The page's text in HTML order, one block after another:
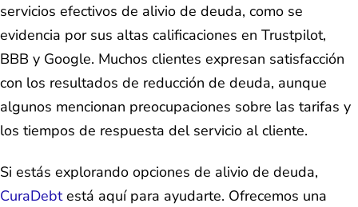
servicios efectivos de alivio de deuda, como se
evidencia por sus altas calificaciones en Trustpilot,
BBB y Google. Muchos clientes expresan satisfacción
con los resultados de reducción de deuda, aunque
algunos mencionan preocupaciones sobre las tarifas y
los tiempos de respuesta del servicio al cliente.
Si estás explorando opciones de alivio de deuda,
CuraDebtestá aquí para ayudarte. Ofrecemos una